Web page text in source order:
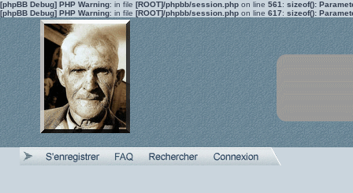
[phpBB Debug] PHP Warning: in file [ROOT]/phpbb/session.php on line 561 : sizeof():
[phpBB Debug] PHP Warning: in file [ROOT]/phpbb/session.php on line 617: sizeof():